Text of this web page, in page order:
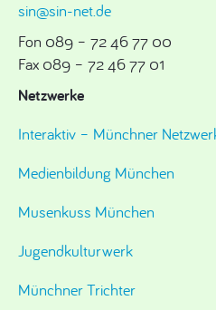
sin@sin-net.de
Fon 089 – 72 46 77 00
Fax 089 – 72 46 77 01
Netzwerke
Interaktiv – Münchner
Medienbildung München
Musenkuss München
Jugendkulturwerk
Münchner Trichter